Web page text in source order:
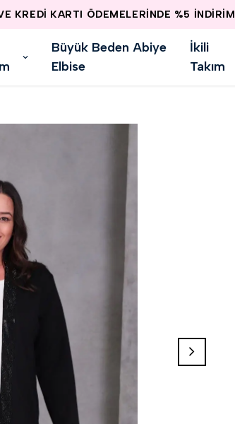
KREDİ KARTI ÖDEMELERİNDE %5 İNDİRİM
Büyük Beden Abiye
Elbise
İkili
Takım